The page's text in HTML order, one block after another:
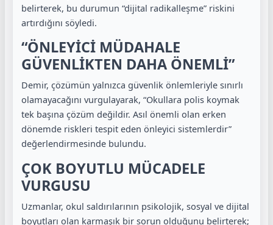
belirterek, bu durumun “dijital radikalleşme” riskini
artırdığını söyledi.
“ÖNLEYİCİ MÜDAHALE
GÜVENLİKTEN DAHA ÖNEMLİ”
Demir, çözümün yalnızca güvenlik önlemleriyle sınırlı
olamayacağını vurgulayarak, “Okullara polis koymak
tek başına çözüm değildir. Asıl önemli olan erken
dönemde riskleri tespit eden önleyici sistemlerdir”
değerlendirmesinde bulundu.
ÇOK BOYUTLU MÜCADELE
VURGUSU
Uzmanlar, okul saldırılarının psikolojik, sosyal ve dijital
boyutları olan karmaşık bir sorun olduğunu belirterek;